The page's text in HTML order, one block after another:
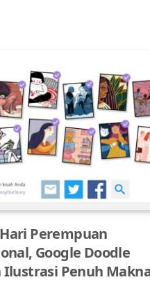
Perempuan
Google Doodle
Penuh